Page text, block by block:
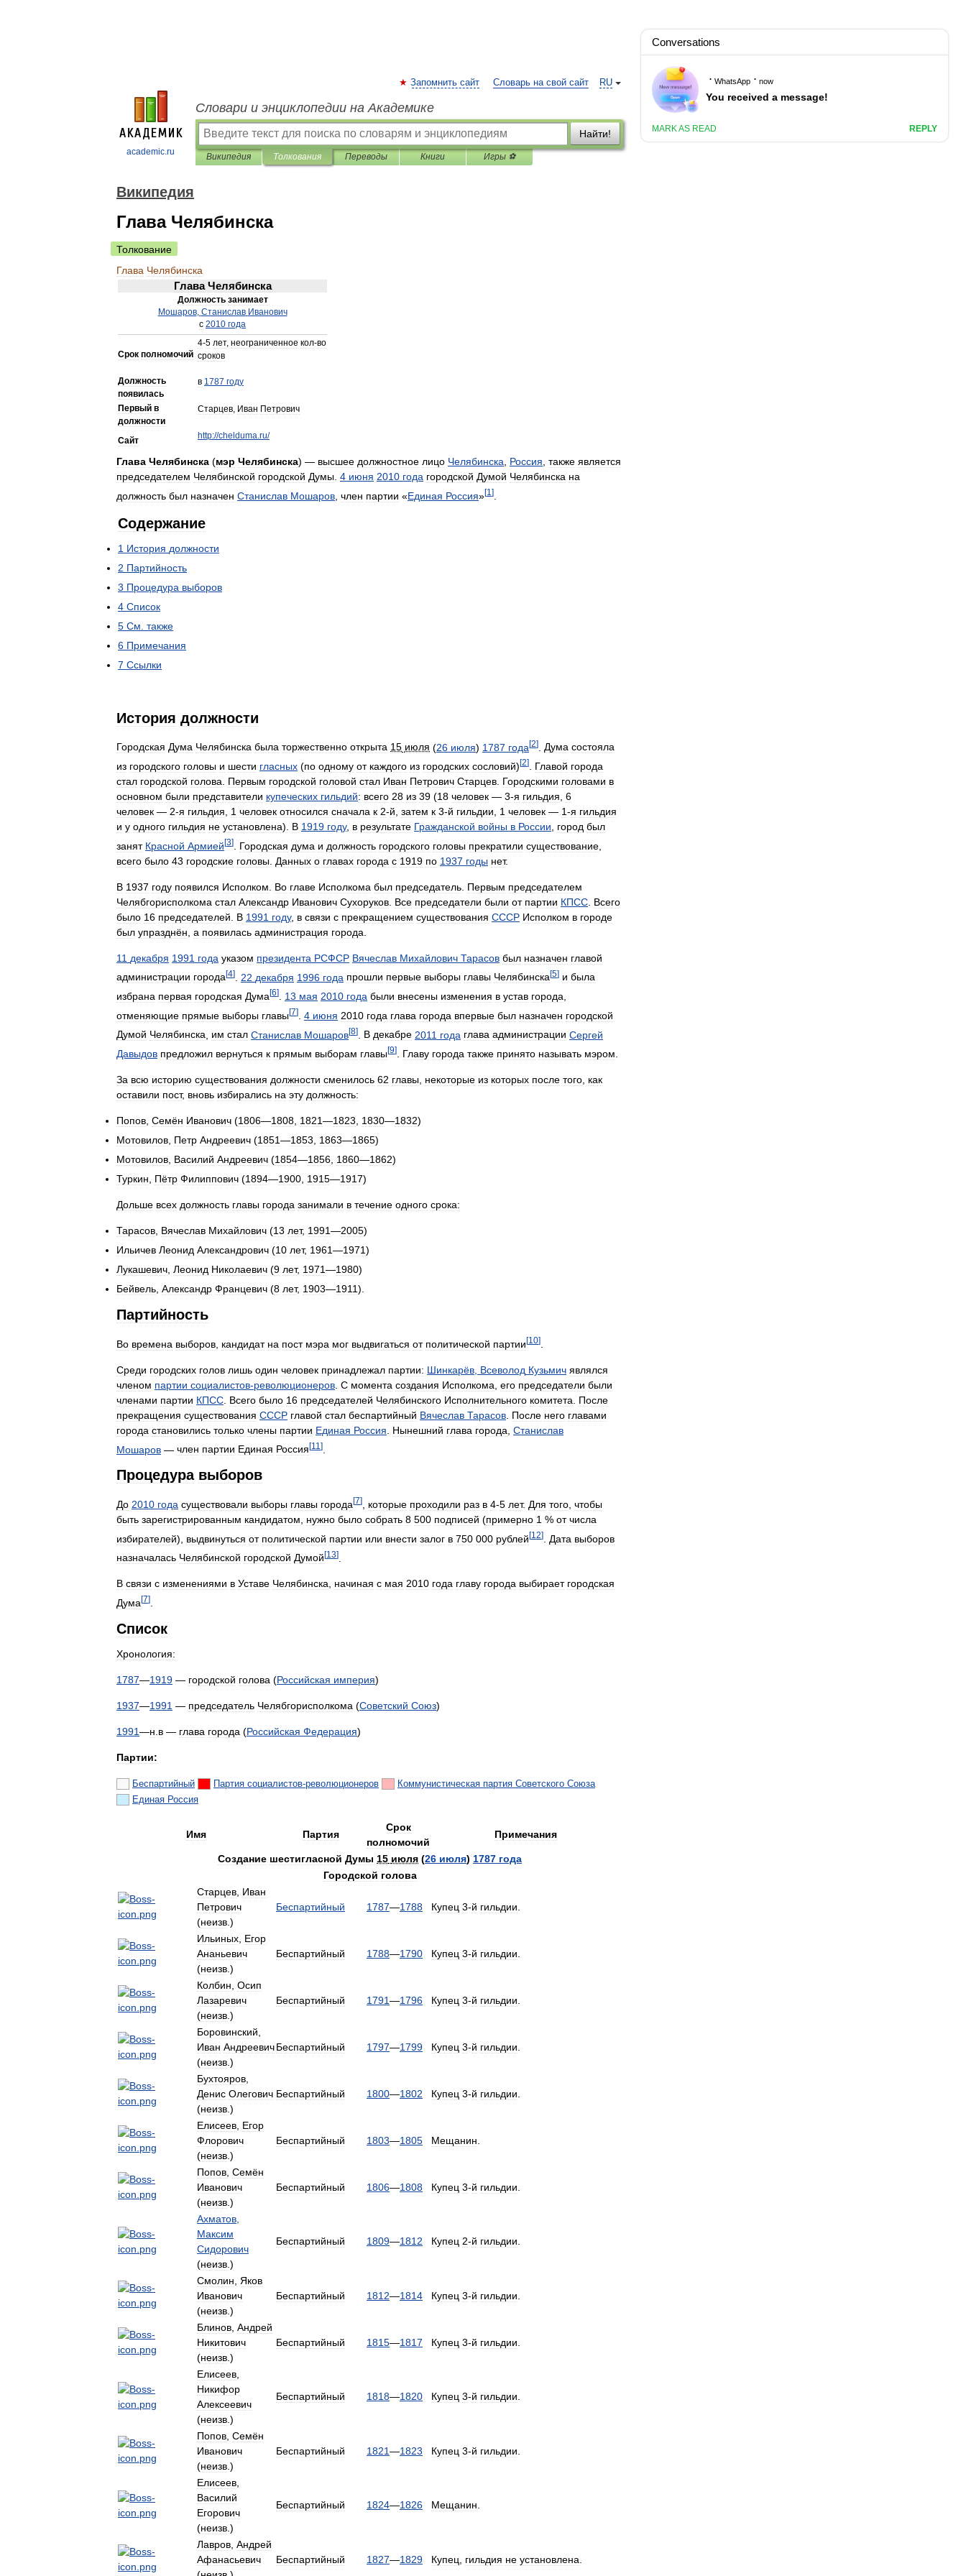
academic.ru
RU
Запомнить сайт Словарь на свой сайт
Словари и энциклопедии на Академике
Найти!
Википедия Толкования Переводы Книги Игры ⚽
Википедия
Глава Челябинска
Толкование
Глава Челябинска
Глава Челябинска
Должность занимает
Мошаров, Станислав Иванович
с 2010 года
Срок полномочий
4-5 лет, неограниченное кол-во
сроков
Должность
появилась
в 1787 году
Первый в
должности
Старцев, Иван Петрович
Сайт http://chelduma.ru/
Глава Челябинска (мэр Челябинска) — высшее должностное лицо Челябинска Россия также является
председателем Челябинской городской Думы 4 июня 2010 года городской Думой Челябинска на
должность был назначен Станислав Мошаров член партии «Единая Россия»[1 ]
Содержание
1 История должности
2 Партийность
3 Процедура выборов
4 Список
5 См также
6 Примечания
7 Ссылки
История должности
Городская Дума Челябинска была торжественно открыта 15 июля (26 июля) 1787 года[2] Дума состояла
из городского головы и шести гласных (по одному от каждого из городских сословий) [2] Главой города
стал городской голова Первым городской головой стал Иван Петрович Старцев Городскими головами в
основном были представители купеческих гильдий: всего 28 из 39 (18 человек — 3-я гильдия 6
человек — 2-я гильдия 1 человек относился сначала к 2-й затем к 3-й гильдии 1 человек — 1-я гильдия
и у одного гильдия не установлена). В 1919 году, в результате Гражданской войны в России город был
занят Красной Армией[3] Городская дума и должность городского головы прекратили существование
всего было 43 городские головы Данных о главах города с 1919 по 1937 годы нет.
В 1937 году появился Исполком Во главе Исполкома был председатель Первым председателем
Челябгорисполкома стал Александр Иванович Сухоруков Все председатели были от партии КПСС Всего
было 16 председателей В 1991 году, в связи с прекращением существования СССР Исполком в городе
был упразднён а появилась администрация города
11 декабря 1991 года указом президента РСФСР Вячеслав Михайлович Тарасов был назначен главой
администрации города[4] 22 декабря 1996 года прошли первые выборы главы Челябинска[5] и была
избрана первая городская Дума [6] 13 мая 2010 года были внесены изменения в устав города
отменяющие прямые выборы главы[7] 4 июня 2010 года глава города впервые был назначен городской
Думой Челябинска им стал Станислав Мошаров[8] В декабре 2011 года глава администрации Сергей
Давыдов предложил вернуться к прямым выборам главы[9] Главу города также принято называть мэром
За всю историю существования должности сменилось 62 главы некоторые из которых после того как
оставили пост, вновь избирались на эту должность:
Попов Семён Иванович (1806—1808 1821—1823 1830—1832)
Мотовилов Петр Андреевич (1851—1853 1863—1865)
Мотовилов Василий Андреевич (1854—1856 1860—1862)
Туркин
Пётр Филиппович (1894—1900 1915—1917)
Дольше всех должность главы города занимали в течение одного срока:
Тарасов Вячеслав Михайлович (13 лет, 1991—2005)
Ильичев Леонид Александрович (10 лет, 1961—1971)
Лукашевич Леонид Николаевич (9 лет, 1971—1980)
Бейвель Александр Францевич (8 лет, 1903—1911).
Партийность
Во времена выборов кандидат на пост мэра мог выдвигаться от политической партии[10]
Среди городских голов лишь один человек принадлежал партии: Шинкарёв Всеволод Кузьмич являлся
членом партии социалистов-революционеров С момента создания Исполкома его председатели были
членами партии КПСС Всего было 16 председателей Челябинского Исполнительного комитета
После
прекращения существования СССР главой стал беспартийный Вячеслав Тарасов После него главами
города становились только члены партии Единая Россия Нынешний глава города Станислав
Мошаров — член партии Единая Россия[11 ]
Процедура выборов
До 2010 года существовали выборы главы города [7] которые проходили раз в 4-5 лет. Для того чтобы
быть зарегистрированным кандидатом нужно было собрать 8 500 подписей (примерно 1 % от числа
избирателей), выдвинуться от политической партии или внести залог в 750 000 рублей[12] Дата выборов
назначалась Челябинской городской Думой[13]
В связи с изменениями в Уставе Челябинска начиная с мая 2010 года главу города выбирает городская
Дума [7]
Список
Хронология:
1787—1919 — городской голова (Российская империя)
1937—1991 — председатель Челябгорисполкома (Советский Союз)
1991—н в — глава города (Российская Федерация)
Партии:
Беспартийный Партия социалистов-революционеров Коммунистическая партия Советского Союза
Единая Россия
Имя Партия
Срок
полномочий
Примечания
Создание шестигласной Думы 15 июля (26 июля) 1787 года
Городской голова
Старцев Иван
Петрович
(неизв .)
Беспартийный 1787—1788 Купец 3-й гильдии
Ильиных Егор
Ананьевич
(неизв .)
Беспартийный 1788—1790 Купец 3-й гильдии
Колбин Осип
Лазаревич
(неизв .)
Беспартийный 1791—1796 Купец 3-й гильдии
Боровинский
Иван Андреевич
(неизв .)
Беспартийный 1797—1799 Купец 3-й гильдии
Бухтояров
Денис Олегович
(неизв .)
Беспартийный 1800—1802 Купец 3-й гильдии
Елисеев Егор
Флорович
(неизв .)
Беспартийный 1803—1805 Мещанин
Попов Семён
Иванович
(неизв .)
Беспартийный 1806—1808 Купец 3-й гильдии
Ахматов
Максим
Сидорович
(неизв .)
Беспартийный 1809—1812 Купец 2-й гильдии
Смолин
Яков
Иванович
(неизв .)
Беспартийный 1812—1814 Купец 3-й гильдии
Блинов Андрей
Никитович
(неизв .)
Беспартийный 1815—1817 Купец 3-й гильдии
Елисеев
Никифор
Алексеевич
(неизв .)
Беспартийный 1818—1820 Купец 3-й гильдии
Попов Семён
Иванович
(неизв .)
Беспартийный 1821—1823 Купец 3-й гильдии
Елисеев
Василий
Егорович
(неизв .)
Беспартийный 1824—1826 Мещанин
Лавров Андрей
Афанасьевич
Беспартийный 1827—1829 Купец гильдия не установлена